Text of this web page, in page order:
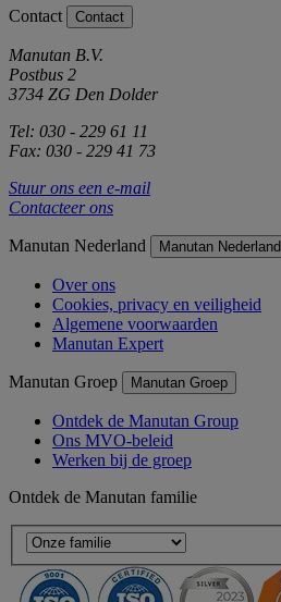
Contact Contact
Manutan B.V.
Postbus 2
3734 ZG Den Dolder
Tel: 030 - 229 61 11
Fax: 030 - 229 41 73
Stuur ons een e-mail
Contacteer ons
Manutan Nederland Manutan Nederland
Over ons
Cookies, privacy en veiligheid
Algemene voorwaarden
Manutan Expert
Manutan Groep Manutan Groep
Ontdek de Manutan Group
Ons MVO-beleid
Werken bij de groep
Ontdek de Manutan familie